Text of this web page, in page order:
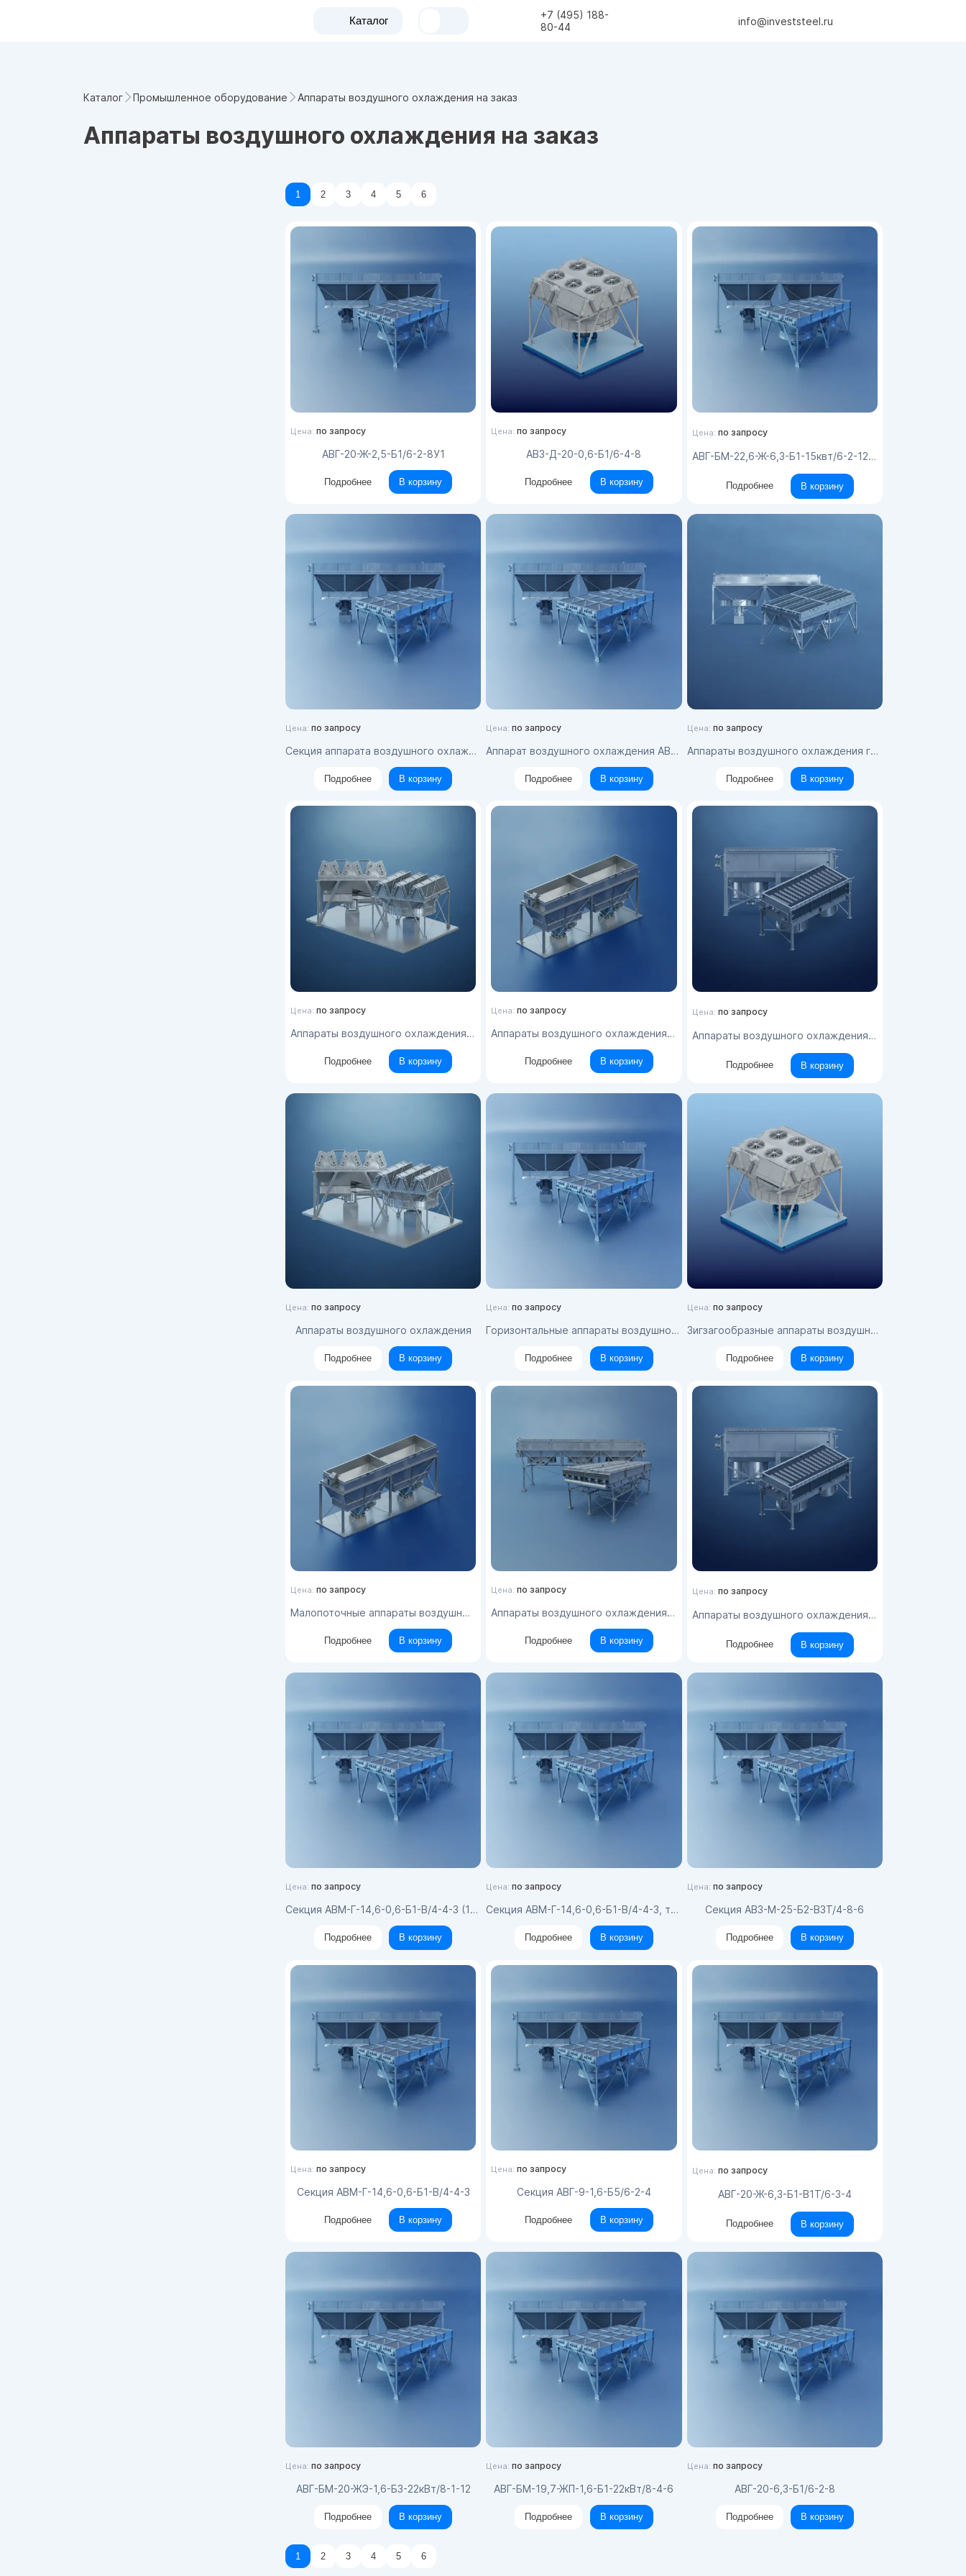
Каталог
+7 (495) 188-
80-44
info@investsteel.ru
Каталог Промышленное оборудование Аппараты воздушного охлаждения на заказ
Аппараты воздушного охлаждения на заказ
1 2 3 4 5 6
Цена: по запросу
АВГ-20-Ж-2,5-Б1/6-2-8У1
Подробнее В корзину
Цена:по запросу
АВЗ-Д-20-0,6-Б1/6-4-8
Подробнее В корзину
Цена: по запросу
АВГ-БМ-22,6-Ж-6,3-Б1-15квт/6-2-12УХЛ1
Подробнее В корзину
Цена: по запросу
Секция аппарата воздушного охлаждения АВГ-В-16-Ж-4.0-Б1/8-8-8
Подробнее В корзину
Цена:по запросу
Аппарат воздушного охлаждения АВГ-БМ-20-Ж-1,6-Б1-13кВт/5-1-8 (У1)
Подробнее В корзину
Цена: по запросу
Аппараты воздушного охлаждения горизонтальные типа 2АВГ
Подробнее В корзину
Цена: по запросу
Аппараты воздушного охлаждения зигзагообразные типа АВЗ
Подробнее В корзину
Цена:по запросу
Аппараты воздушного охлаждения зигзагообразные типа 2АВЗД
Подробнее В корзину
Цена: по запросу
Аппараты воздушного охлаждения типа АВГ-В
Подробнее В корзину
Цена: по запросу
Аппараты воздушного охлаждения
Подробнее В корзину
Цена:по запросу
Горизонтальные аппараты воздушного охлаждения
Подробнее В корзину
Цена: по запросу
Зигзагообразные аппараты воздушного охлаждения
Подробнее В корзину
Цена: по запросу
Малопоточные аппараты воздушного охлаждения
Подробнее В корзину
Цена:по запросу
Аппараты воздушного охлаждения горизонтальные блочного типа
Подробнее В корзину
Цена: по запросу
Аппараты воздушного охлаждения малопоточные типа ABM
Подробнее В корзину
Цена: по запросу
Секция АВМ-Г-14,6-0,6-Б1-В/4-4-3 (14,6х0,6)
Подробнее В корзину
Цена:по запросу
Секция АВМ-Г-14,6-0,6-Б1-В/4-4-3, тип АВО
Подробнее В корзину
Цена: по запросу
Секция АВ3-M-25-Б2-В3Т/4-8-6
Подробнее В корзину
Цена: по запросу
Секция АВМ-Г-14,6-0,6-Б1-В/4-4-3
Подробнее В корзину
Цена:по запросу
Секция АВГ-9-1,6-Б5/6-2-4
Подробнее В корзину
Цена: по запросу
АВГ-20-Ж-6,3-Б1-В1Т/6-3-4
Подробнее В корзину
Цена: по запросу
АВГ-БМ-20-ЖЭ-1,6-Б3-22кВт/8-1-12
Подробнее В корзину
Цена:по запросу
АВГ-БМ-19,7-ЖП-1,6-Б1-22кВт/8-4-6
Подробнее В корзину
Цена: по запросу
АВГ-20-6,3-Б1/6-2-8
Подробнее В корзину
1 2 3 4 5 6